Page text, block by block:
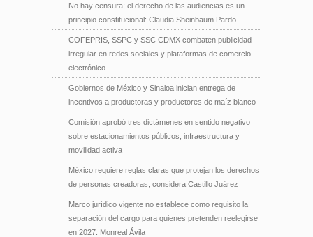
No hay censura; el derecho de las audiencias es un
principio constitucional: Claudia Sheinbaum Pardo
COFEPRIS, SSPC y SSC CDMX combaten publicidad
irregular en redes sociales y plataformas de comercio
electrónico
Gobiernos de México y Sinaloa inician entrega de
incentivos a productoras y productores de maíz blanco
Comisión aprobó tres dictámenes en sentido negativo
sobre estacionamientos públicos, infraestructura y
movilidad activa
México requiere reglas claras que protejan los derechos
de personas creadoras, considera Castillo Juárez
Marco jurídico vigente no establece como requisito la
separación del cargo para quienes pretenden reelegirse
en 2027: Monreal Ávila